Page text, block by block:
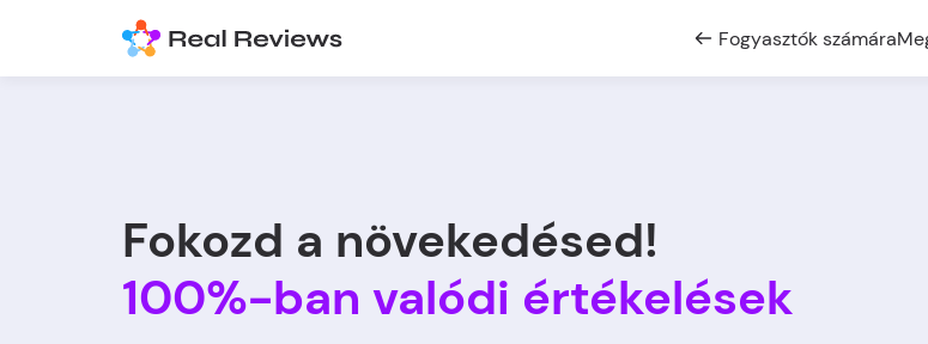
Fogyasztók számára
Fokozd a növekedésed!
100%-ban valódi értékelések